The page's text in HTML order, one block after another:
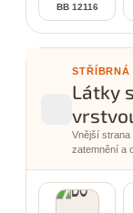
BB 12116
STŘÍBRNÁ
Látky
Vnější strana
zatemnění a